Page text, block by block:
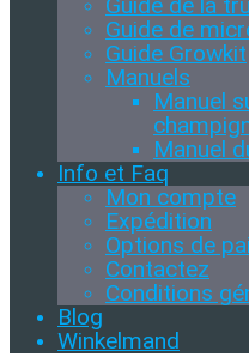
Guide de
Guide Growkit
Manuels
Manuel
Manuel
Info et Faq
Mon compte
Expédition
Options de
Contactez
Conditions
Blog
Winkelmand